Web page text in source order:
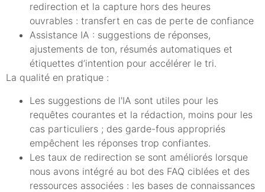
redirection et la capture hors des heures
ouvrables : transfert en cas de perte de confiance
Assistance IA : suggestions de réponses,
ajustements de ton, résumés automatiques et
étiquettes d’intention pour accélérer le tri.
La qualité en pratique :
Les suggestions de l'IA sont utiles pour les
requêtes courantes et la rédaction, moins pour les
cas particuliers ; des garde-fous appropriés
empêchent les réponses trop confiantes.
Les taux de redirection se sont améliorés lorsque
nous avons intégré au bot des FAQ ciblées et des
ressources associées : les bases de connaissances